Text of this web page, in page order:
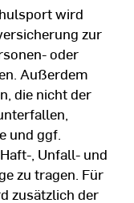
wird
zur
oder
Außerdem
die nicht der
und ggf.
, Unfall- und
zu tragen. Für
zusätzlich der